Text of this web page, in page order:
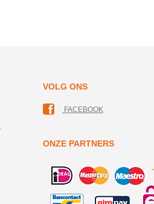
VOLG ONS
FACEBOOK
ONZE PARTNERS